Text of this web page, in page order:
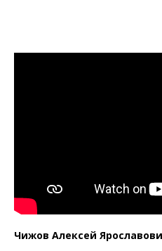
Чижов Алексей